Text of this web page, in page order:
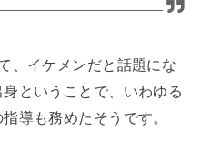
、イケメンだと話題にな
ということで、いわゆる
導も務めたそうです。